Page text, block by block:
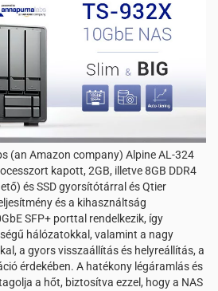
(an Amazon company) Alpine AL-324
kapott, 2GB, illetve 8GB DDR4
és SSD gyorsítótárral és Qtier
és a kihasználtság
SFP+ porttal rendelkezik, így
hálózatokkal, valamint a nagy
a gyors visszaállítás és helyreállítás, a
érdekében. A hatékony légáramlás és
a hőt, biztosítva ezzel, hogy a NAS